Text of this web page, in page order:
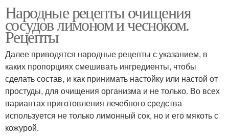
Народные рецепты очищения
сосудов лимоном и чесноком.
Рецепты
Далее приводятся народные рецепты с указанием, в
каких пропорциях смешивать ингредиенты, чтобы
сделать состав, и как принимать настойку или настой от
простуды, для очищения организма и не только. Во всех
вариантах приготовления лечебного средства
используется не только лимонный сок, но и его мякоть с
кожурой.